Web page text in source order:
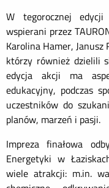
W tegorocznej
wspierani przez
Karolina Hamer, Janusz
którzy również dzielili
edycja akcji ma
edukacyjny, podczas
uczestników do
planów, marzeń i pasji.
Impreza finałowa
Energetyki w
wiele atrakcji: m.in.